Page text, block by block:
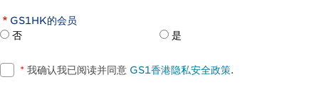
GS1HK的会员
否
是
* 我确认我已阅读并同意 GS1香港隐私安全政策.